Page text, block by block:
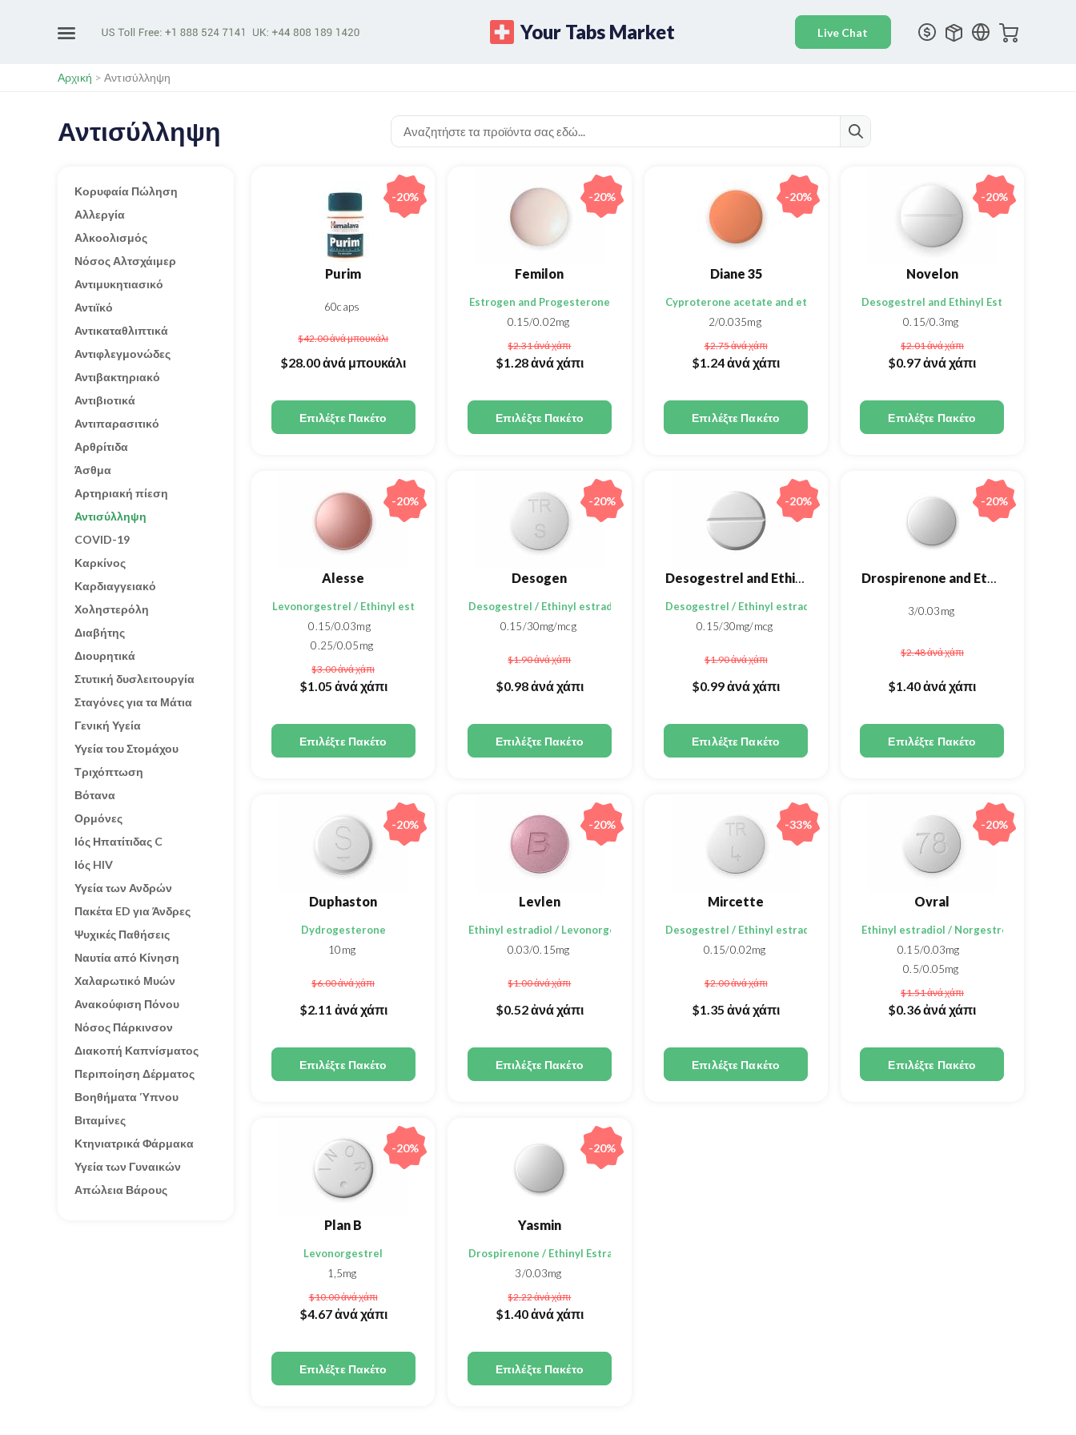
Your Tabs Market
Αρχική >Αντισύλληψη
Αντισύλληψη
Κορυφαία Πώληση
Αλλεργία
Αλκοολισμός
Νόσος Αλτσχάιμερ
Αντιμυκητιασικό
Αντιϊκό
Αντικαταθλιπτικά
Αντιφλεγμονώδες
Αντιβακτηριακό
Αντιβιοτικά
Αντιπαρασιτικό
Αρθρίτιδα
Άσθμα
Αρτηριακή πίεση
Αντισύλληψη
COVID-19
Καρκίνος
Καρδιαγγειακό
Χοληστερόλη
Διαβήτης
Διουρητικά
Στυτική δυσλειτουργία
Σταγόνες για τα Μάτια
Γενική Υγεία
Υγεία του Στομάχου
Τριχόπτωση
Βότανα
Ορμόνες
Ιός Ηπατίτιδας C
Ιός HIV
Υγεία των Ανδρών
Πακέτα ED για Άνδρες
Ψυχικές Παθήσεις
Ναυτία από Κίνηση
Χαλαρωτικό Μυών
Ανακούφιση Πόνου
Νόσος Πάρκινσον
Διακοπή Καπνίσματος
Περιποίηση Δέρματος
Βοηθήματα Ύπνου
Βιταμίνες
Κτηνιατρικά Φάρμακα
Υγεία των Γυναικών
Απώλεια Βάρους
Purim
60caps
$42.00ἀνά μπουκάλι
$28.00ἀνά μπουκάλι
Επιλέξτε Πακέτο
-20%
Femilon
Estrogen and Progesterone
0.15/0.02mg
$2.31ἀνά χάπι
$1.28ἀνά χάπι
Επιλέξτε Πακέτο
-20%
Diane 35
Cyproterone acetate and ethinylestradiol
2/0.035mg
$2.75ἀνά χάπι
$1.24ἀνά χάπι
Επιλέξτε Πακέτο
-20%
Novelon
Desogestrel and Ethinyl Estradiol
0.15/0.3mg
$2.01ἀνά χάπι
$0.97ἀνά χάπι
Επιλέξτε Πακέτο
-20%
Alesse
Levonorgestrel / Ethinyl estradiol
0.15/0.03mg
0.25/0.05mg
$3.00ἀνά χάπι
$1.05 ἀνά χάπι
Επιλέξτε Πακέτο
-20%
Desogen
Desogestrel / Ethinyl estradiol
0.15/30mg/mcg
$1.90ἀνά χάπι
$0.98ἀνά χάπι
Επιλέξτε Πακέτο
-20%
Desogestrel and Ethinyl estradiol
Desogestrel / Ethinyl estradiol
0.15/30mg/mcg
$1.90ἀνά χάπι
$0.99ἀνά χάπι
Επιλέξτε Πακέτο
-20%
Drospirenone and Ethinyl Estradiol
3/0.03mg
$2.48ἀνά χάπι
$1.40ἀνά χάπι
Επιλέξτε Πακέτο
-20%
Duphaston
Dydrogesterone
10mg
$6.00ἀνά χάπι
$2.11 ἀνά χάπι
Επιλέξτε Πακέτο
-20%
Levlen
Ethinyl estradiol / Levonorgestrel
0.03/0.15mg
$1.00ἀνά χάπι
$0.52ἀνά χάπι
Επιλέξτε Πακέτο
-20%
Mircette
Desogestrel / Ethinyl estradiol
0.15/0.02mg
$2.00ἀνά χάπι
$1.35ἀνά χάπι
Επιλέξτε Πακέτο
-33%
Ovral
Ethinyl estradiol / Norgestrel
0.15/0.03mg
0.5/0.05mg
$1.51ἀνά χάπι
$0.36ἀνά χάπι
Επιλέξτε Πακέτο
-20%
Plan B
Levonorgestrel
1,5mg
$10.00ἀνά χάπι
$4.67ἀνά χάπι
Επιλέξτε Πακέτο
-20%
Yasmin
Drospirenone / Ethinyl Estradiol
3/0.03mg
$2.22ἀνά χάπι
$1.40ἀνά χάπι
Επιλέξτε Πακέτο
-20%